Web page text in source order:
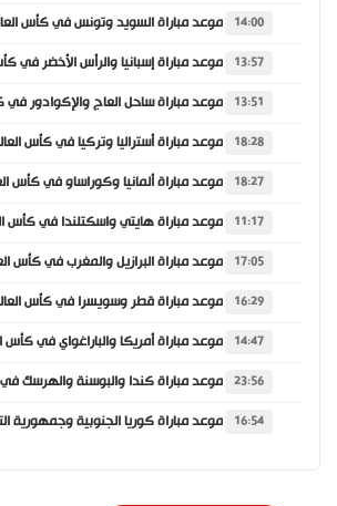
14:00
13:57
13:51
18:28
18:27
11:17
17:05
16:29
14:47
23:56
16:54